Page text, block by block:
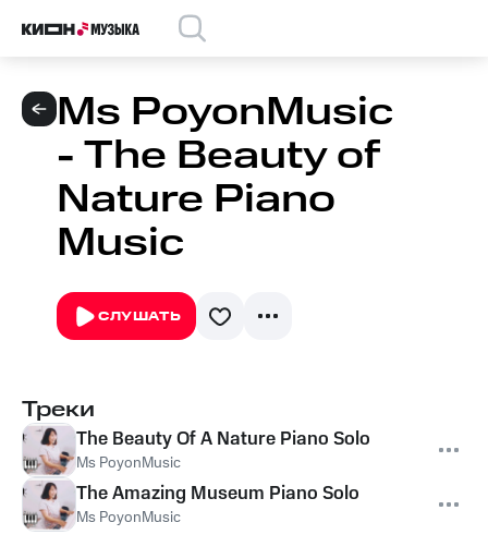
Ms PoyonMusic
- The Beauty of
Nature Piano
Music
СЛУШАТЬ
Треки
The Beauty Of A Nature Piano Solo
Ms PoyonMusic
The Amazing Museum Piano Solo
Ms PoyonMusic